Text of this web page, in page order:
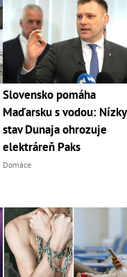
Slovensko pomáha
Maďarsku s vodou: Nízky
stav Dunaja ohrozuje
elektráreň Paks
Domáce